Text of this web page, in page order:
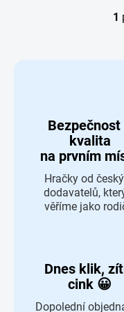
1
Bezpečnost
kvalita
na prvním
Hračky od
dodavatelů,
věříme jako
Dnes klik,
cink 😀
Dopolední